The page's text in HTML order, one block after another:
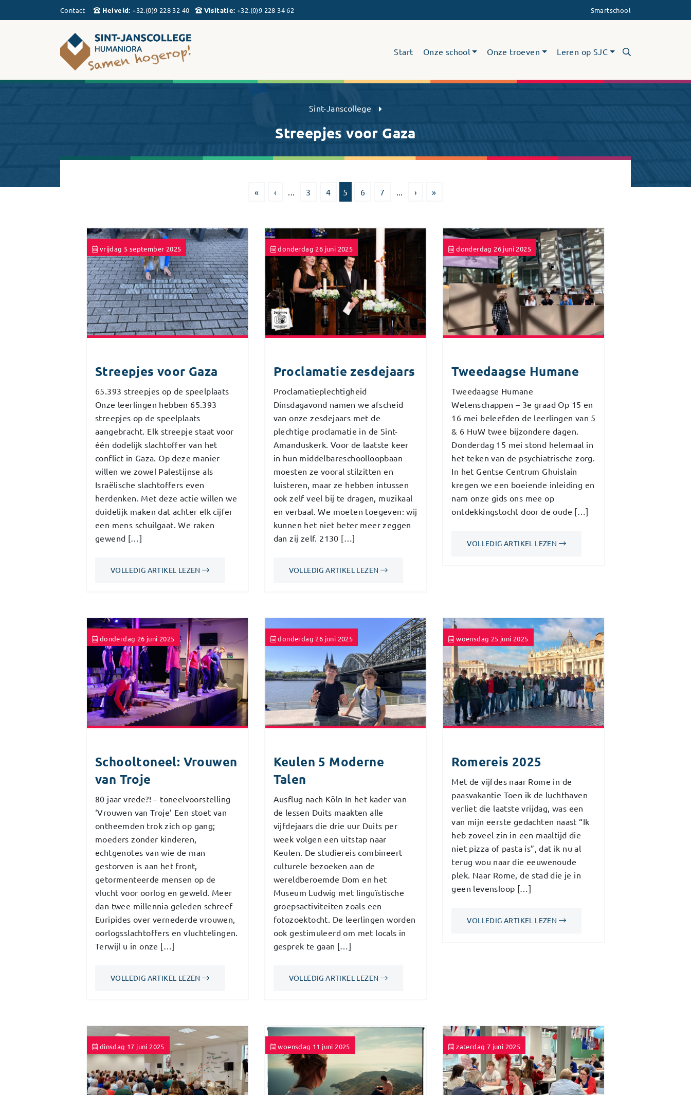
Contact Heiveld: +32.(0)9 228 32 40 Visitatie: +32.(0)9 228 34 62 Smartschool
Start Onze school Onze troeven Leren op SJC
Sint-Janscollege
Streepjes voor Gaza
« ‹ 3 4 5 6 7 › »
vrijdag 5 september 2025
Streepjes voor Gaza
65.393 streepjes op de speelplaats
Onze leerlingen hebben 65.393
streepjes op de speelplaats
aangebracht. Elk streepje staat voor
één dodelijk slachtoffer van het
conflict in Gaza. Op deze manier
willen we zowel Palestijnse als
Israëlische slachtoffers even
herdenken. Met deze actie willen we
duidelijk maken dat achter elk cijfer
een mens schuilgaat. We raken
gewend […]
VOLLEDIG ARTIKEL LEZEN
donderdag 26 juni 2025
Proclamatie zesdejaars
Proclamatieplechtigheid
Dinsdagavond namen we afscheid
van onze zesdejaars met de
plechtige proclamatie in de Sint-
Amanduskerk. Voor de laatste keer
in hun middelbareschoolloopbaan
moesten ze vooral stilzitten en
luisteren, maar ze hebben intussen
ook zelf veel bij te dragen, muzikaal
en verbaal. We moeten toegeven: wij
kunnen het niet beter meer zeggen
dan zij zelf. 2130 […]
VOLLEDIG ARTIKEL LEZEN
donderdag 26 juni 2025
Tweedaagse Humane
Tweedaagse Humane
Wetenschappen – 3e graad Op 15 en
16 mei beleefden de leerlingen van 5
& 6 HuW twee bijzondere dagen.
Donderdag 15 mei stond helemaal in
het teken van de psychiatrische zorg.
In het Gentse Centrum Ghuislain
kregen we een boeiende inleiding en
nam onze gids ons mee op
ontdekkingstocht door de oude […]
VOLLEDIG ARTIKEL LEZEN
donderdag 26 juni 2025
Schooltoneel: Vrouwen
van Troje
80 jaar vrede?! – toneelvoorstelling
‘Vrouwen van Troje’ Een stoet van
ontheemden trok zich op gang;
moeders zonder kinderen,
echtgenotes van wie de man
gestorven is aan het front,
getormenteerde mensen op de
vlucht voor oorlog en geweld. Meer
dan twee millennia geleden schreef
Euripides over vernederde vrouwen,
oorlogsslachtoffers en vluchtelingen.
Terwijl u in onze […]
VOLLEDIG ARTIKEL LEZEN
donderdag 26 juni 2025
Keulen 5 Moderne
Talen
Ausflug nach Köln In het kader van
de lessen Duits maakten alle
vijfdejaars die drie uur Duits per
week volgen een uitstap naar
Keulen. De studiereis combineert
culturele bezoeken aan de
wereldberoemde Dom en het
Museum Ludwig met linguïstische
groepsactiviteiten zoals een
fotozoektocht. De leerlingen worden
ook gestimuleerd om met locals in
gesprek te gaan […]
VOLLEDIG ARTIKEL LEZEN
woensdag 25 juni 2025
Romereis 2025
Met de vijfdes naar Rome in de
paasvakantie Toen ik de luchthaven
verliet die laatste vrijdag, was een
van mijn eerste gedachten naast “Ik
heb zoveel zin in een maaltijd die
niet pizza of pasta is”, dat ik nu al
terug wou naar die eeuwenoude
plek. Naar Rome, de stad die je in
geen levensloop […]
VOLLEDIG ARTIKEL LEZEN
dinsdag 17 juni 2025 woensdag 11 juni 2025 zaterdag 7 juni 2025